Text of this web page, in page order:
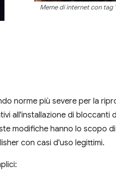
Meme di internet con
norme più severe per la
all'installazione di bloccanti
modifiche hanno lo scopo
con casi d'uso legittimi.